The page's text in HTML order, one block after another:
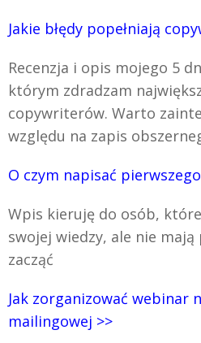
Jakie błędy popełniają
Recenzja i opis mojego 5
którym zdradzam
copywriterów. Warto
względu na zapis
O czym napisać
Wpis kieruję do osób,
swojej wiedzy, ale nie mają
zacząć
Jak zorganizować webinar
mailingowej >>